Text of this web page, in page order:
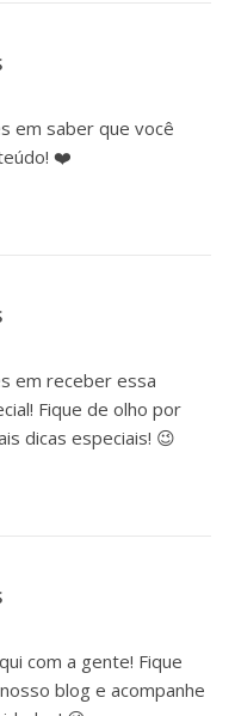
em saber que você
❤️
em receber essa
Fique de olho por
dicas especiais! 😉
com a gente! Fique
blog e acompanhe